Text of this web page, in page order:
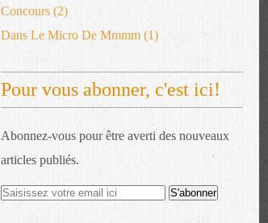
Concours (2)
Dans Le Micro De Mmmm (1)
Pour vous abonner, c'est ici!
Abonnez-vous pour être averti des nouveaux
articles publiés.